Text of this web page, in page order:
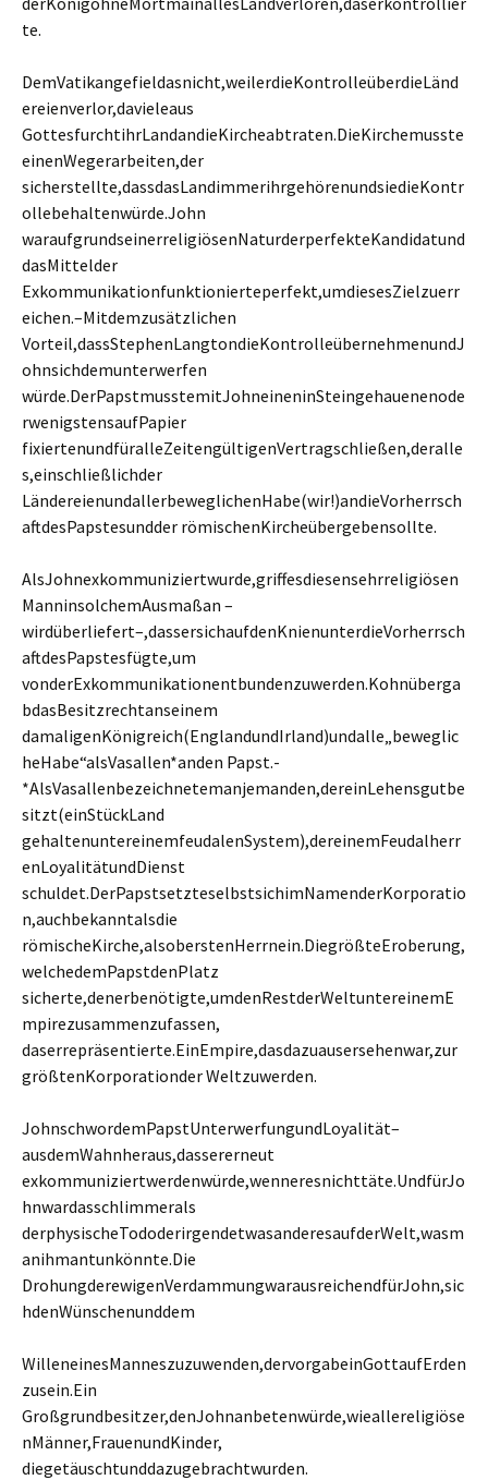
te.
DemVatikangefieldasnicht,weilerdieKontrolleüberdieLänd
ereienverlor,davieleaus
GottesfurchtihrLandandieKircheabtraten.DieKirchemusste
einenWegerarbeiten,der
sicherstellte,dassdasLandimmerihrgehörenundsiedieKontr
ollebehaltenwürde.John
waraufgrundseinerreligiösenNaturderperfekteKandidatund
dasMittelder
Exkommunikationfunktionierteperfekt,umdiesesZielzuerr
eichen.–Mitdemzusätzlichen
Vorteil,dassStephenLangtondieKontrolleübernehmenundJ
ohnsichdemunterwerfen
würde.DerPapstmusstemitJohneineninSteingehauenenode
rwenigstensaufPapier
fixiertenundfüralleZeitengültigenVertragschließen,deralle
s,einschließlichder
LändereienundallerbeweglichenHabe(wir!)andieVorherrsch
aftdesPapstesundder römischenKircheübergebensollte.
AlsJohnexkommuniziertwurde,griffesdiesensehrreligiösen
ManninsolchemAusmaßan –
wirdüberliefert–,dassersichaufdenKnienunterdieVorherrsch
aftdesPapstesfügte,um
vonderExkommunikationentbundenzuwerden.Kohnüberga
bdasBesitzrechtanseinem
damaligenKönigreich(EnglandundIrland)undalle„beweglic
heHabe“alsVasallen*anden Papst.-
*AlsVasallenbezeichnetemanjemanden,dereinLehensgutbe
sitzt(einStückLand
gehaltenuntereinemfeudalenSystem),dereinemFeudalherr
enLoyalitätundDienst
schuldet.DerPapstsetzteselbstsichimNamenderKorporatio
n,auchbekanntalsdie
römischeKirche,alsoberstenHerrnein.DiegrößteEroberung,
welchedemPapstdenPlatz
sicherte,denerbenötigte,umdenRestderWeltuntereinemE
mpirezusammenzufassen,
daserrepräsentierte.EinEmpire,dasdazuausersehenwar,zur
größtenKorporationder Weltzuwerden.
JohnschwordemPapstUnterwerfungundLoyalität–
ausdemWahnheraus,dassererneut
exkommuniziertwerdenwürde,wenneresnichttäte.UndfürJo
hnwardasschlimmerals
derphysischeTododerirgendetwasanderesaufderWelt,wasm
anihmantunkönnte.Die
DrohungderewigenVerdammungwarausreichendfürJohn,sic
hdenWünschenunddem
WilleneinesManneszuzuwenden,dervorgabeinGottaufErden
zusein.Ein
Großgrundbesitzer,denJohnanbetenwürde,wieallereligiöse
nMänner,FrauenundKinder,
diegetäuschtunddazugebrachtwurden.